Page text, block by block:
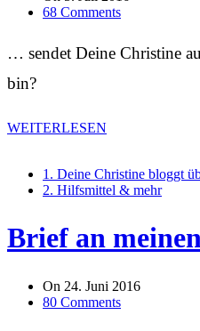
68 Comments
… sendet Deine Christine
bin?
WEITERLESEN
1. Deine Christine bloggt
2. Hilfsmittel & mehr
Brief an
On 24. Juni 2016
80 Comments